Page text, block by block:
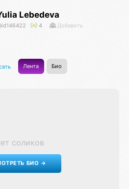
Lebedeva
4 Добавить
Лента Био
соликов
БИО →